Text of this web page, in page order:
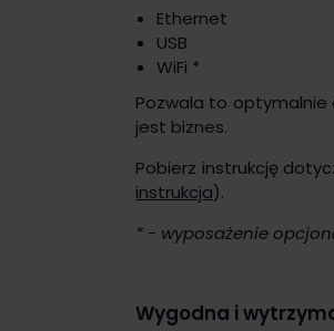
Ethernet
USB
WiFi *
Pozwala to optymalnie
jest biznes.
Pobierz instrukcję
instrukcja).
* - wyposażenie
Wygodna i